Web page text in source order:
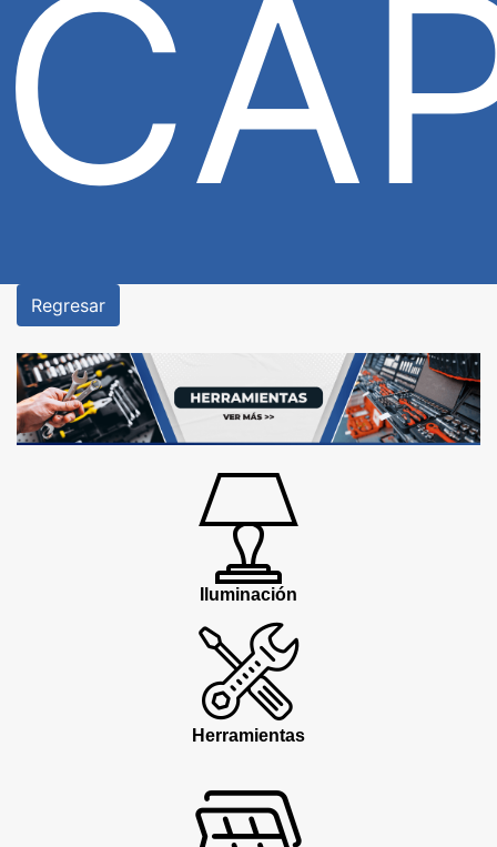
Regresar
Iluminación
Herramientas